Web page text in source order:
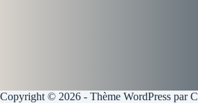
Copyright © 2026 - Thème WordPress par